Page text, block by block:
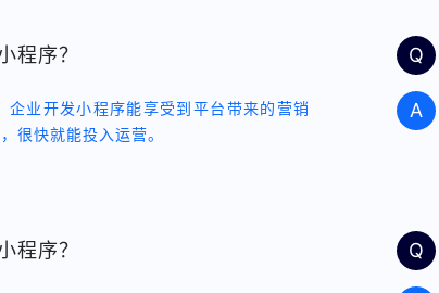
程序？
企业开发小程序能享受到平台带来的营销
很快就能投入运营。
Q
A
程序？ Q